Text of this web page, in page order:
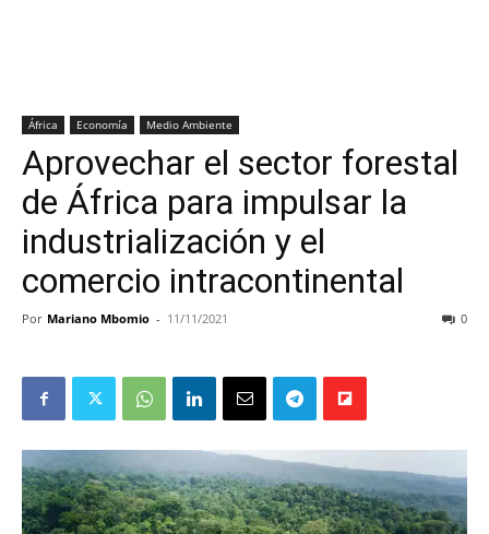
África Economía Medio Ambiente
Aprovechar el sector forestal
de África para impulsar la
industrialización y el
comercio intracontinental
Por Mariano Mbomio - 11/11/2021 0